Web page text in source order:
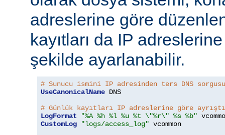
adreslerine göre
kayıtları da IP
şekilde ayarlanabilir.
# Sunucu ismini IP adresinden ters DNS
UseCanonicalName DNS
# Günlük kayıtları IP adreslerine göre
LogFormat
"%A %h %l %u %t \"%r\" %s %b"
CustomLog
"logs/access_log" vcommon